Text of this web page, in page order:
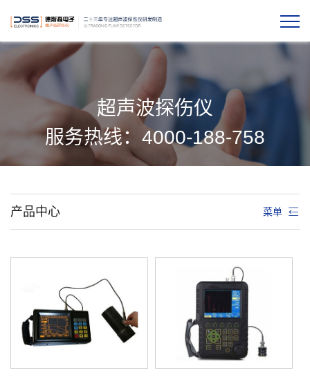
超声波探伤仪
服务热线：4000-188-758
菜单
产品中心